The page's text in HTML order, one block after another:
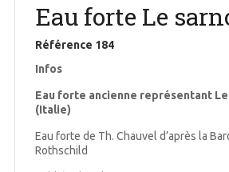
Eau forte Le
Référence 184
Infos
Eau forte ancienne représentant
(Italie)
Eau forte de Th. Chauvel d’après la
Rothschild